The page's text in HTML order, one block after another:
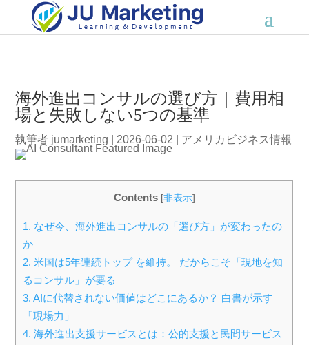
海外進出コンサルの選び方｜費用相
場と失敗しない5つの基準
執筆者 jumarketing 2026-06-02 アメリカビジネス情報
Contents [非表示]
1. なぜ今、海外進出コンサルの「選び方」が変わったの
か
2. 米国は5年連続トップ を維持。 だからこそ「現地を知
るコンサル」が要る
3. AIに代替されない価値はどこにあるか？ 白書が示す
「現場力」
4. 海外進出支援サービスとは：公的支援と民間サービス